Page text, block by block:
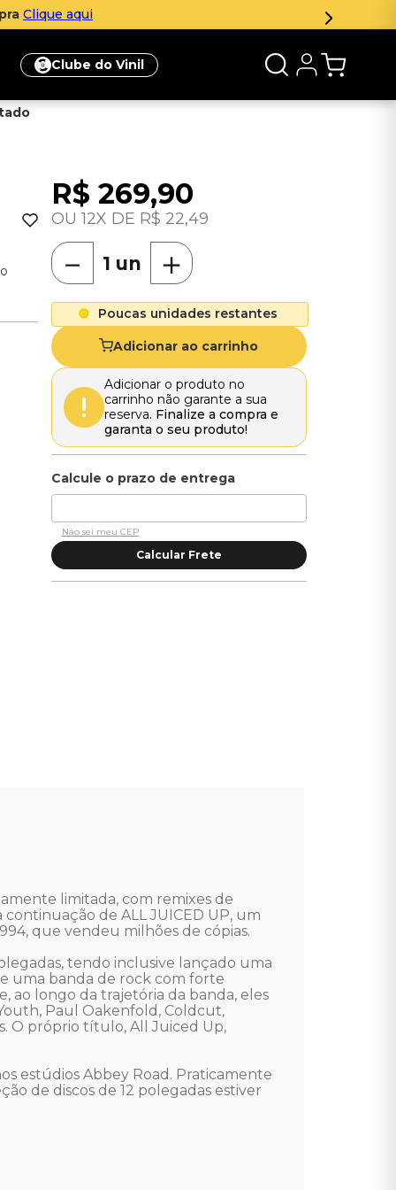
Clube do Vinil
R$ 269,90
12 R$ 22,49
＋
－
Poucas unidades restantes
Adicionar ao carrinho
Adicionar o produto no
carrinho não garante a sua
reserva. Finalize a compra e
garanta o seu produto!
Não sei meu CEP
limitada, com remixes de
continuação de ALL JUICED UP, um
que vendeu milhões de cópias.
tendo inclusive lançado uma
uma banda de rock com forte
ao longo da trajetória da banda, eles
Paul Oakenfold, Coldcut,
O próprio título, All Juiced Up,
estúdios Abbey Road. Praticamente
de discos de 12 polegadas estiver